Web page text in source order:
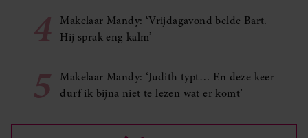
4
Makelaar Mandy: ‘Vrijdagavond belde Bart.
Hij sprak eng kalm’
5
Makelaar Mandy: ‘Judith typt… En deze keer
durf ik bijna niet te lezen wat er komt’